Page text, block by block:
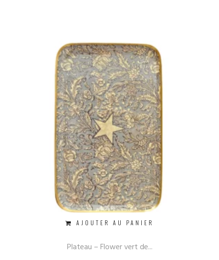
AJOUTER AU PANIER
Plateau – Flower vert de...